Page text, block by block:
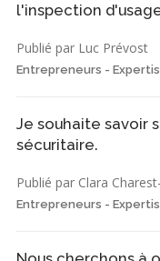
l'inspection
Publié par Luc Prévost
Entrepreneurs -
Je souhaite savoir
sécuritaire.
Publié par Clara
Entrepreneurs -